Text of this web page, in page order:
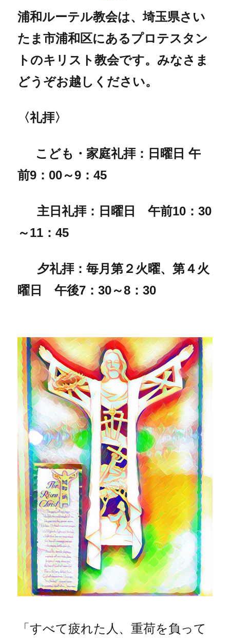
浦和ルーテル教会は、埼玉県さい
たま市浦和区にあるプロテスタン
トのキリスト教会です。みなさま
どうぞお越しください。
〈礼拝〉
こども・家庭礼拝：日曜日 午
前9：00～9：45
主日礼拝：日曜日 午前10：30
～11：45
夕礼拝：毎月第２火曜、第４火
曜日 午後7：30～8：30
「すべて疲れた人、重荷を負って